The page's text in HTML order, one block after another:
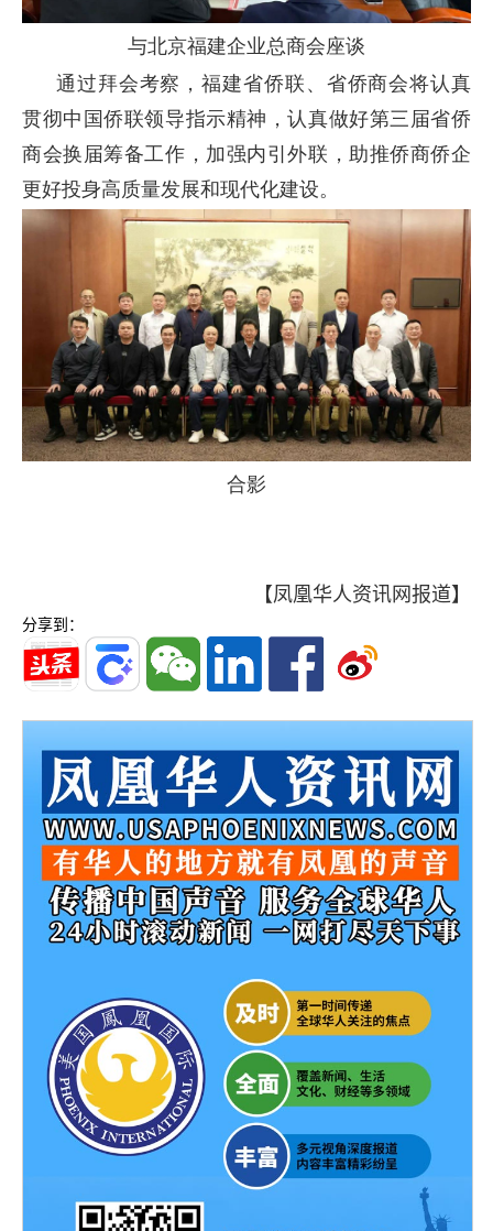
与北京福建企业总商会座谈
通过拜会考察，福建省侨联、省侨商会将认真
贯彻中国侨联领导指示精神，认真做好第三届省侨
商会换届筹备工作，加强内引外联，助推侨商侨企
更好投身高质量发展和现代化建设。
合影
【凤凰华人资讯网报道】
分享到：